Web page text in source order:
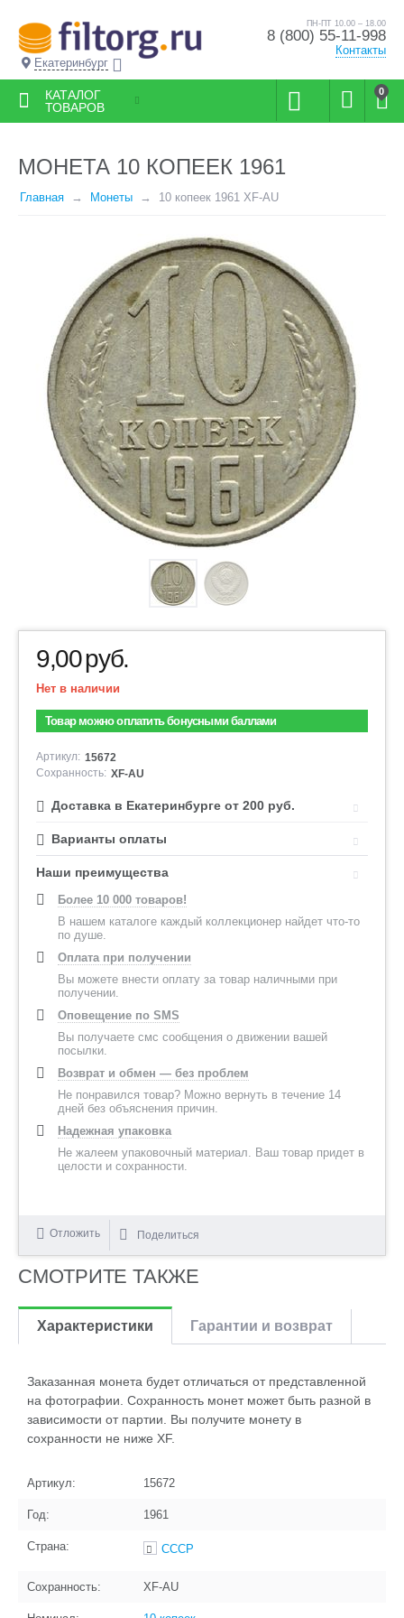
Екатеринбург
ПН-ПТ 10.00 – 18.00
8 (800) 55-11-998
Контакты
0
КАТАЛОГ
ТОВАРОВ
МОНЕТА 10 КОПЕЕК 1961
Главная Монеты 10 копеек 1961 XF-AU
9,00руб.
Нет в наличии
Товар можно оплатить бонусными баллами
Артикул: 15672
Сохранность: XF-AU
Доставка в Екатеринбурге от 200 руб.
Варианты оплаты
Наши преимущества
Более 10 000 товаров!
В нашем каталоге каждый коллекционер найдет что-то
по душе.
Оплата при получении
Вы можете внести оплату за товар наличными при
получении.
Оповещение по SMS
Вы получаете смс сообщения о движении вашей
посылки.
Возврат и обмен — без проблем
Не понравился товар? Можно вернуть в течение 14
дней без объяснения причин.
Надежная упаковка
Не жалеем упаковочный материал. Ваш товар придет в
целости и сохранности.
Отложить Поделиться
СМОТРИТЕ ТАКЖЕ
Характеристики Гарантии и возврат
Заказанная монета будет отличаться от представленной
на фотографии. Сохранность монет может быть разной в
зависимости от партии. Вы получите монету в
сохранности не ниже XF.
Артикул: 15672
Год: 1961
Страна: СССР
Сохранность: XF-AU